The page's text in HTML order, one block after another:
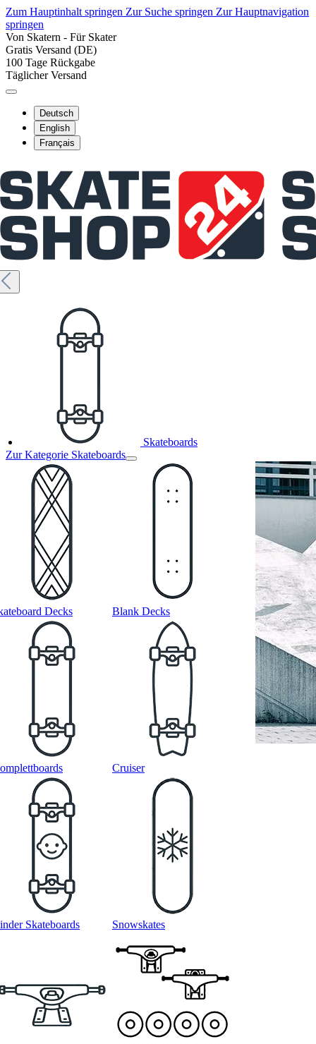
Zum Hauptinhalt springen Zur Suche springen Zur Hauptnavigation
springen
Von Skatern - Für Skater
Gratis Versand (DE)
100 Tage Rückgabe
Täglicher Versand
Deutsch
English
Français
Skateboards
Zur Kategorie Skateboards
Decks Blank Decks
Cruiser
Skateboards Snowskates